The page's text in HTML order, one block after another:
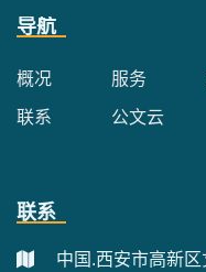
导航
概况 服务
联系 公文云
联系
中国.西安市高新